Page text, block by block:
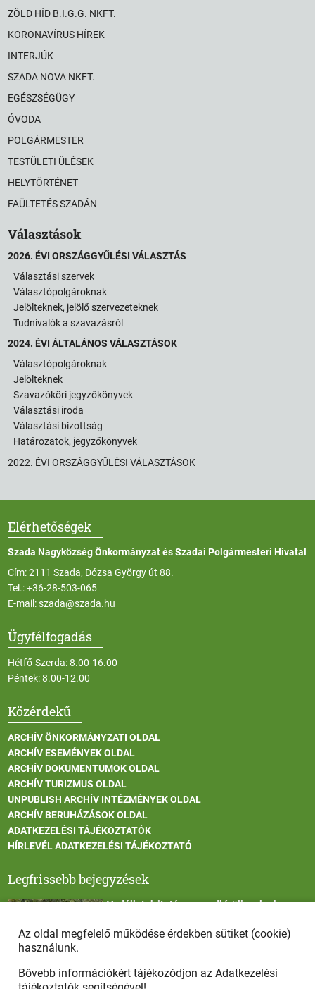
ZÖLD HÍD B.I.G.G. NKFT.
KORONAVÍRUS HÍREK
INTERJÚK
SZADA NOVA NKFT.
EGÉSZSÉGÜGY
ÓVODA
POLGÁRMESTER
TESTÜLETI ÜLÉSEK
HELYTÖRTÉNET
FAÜLTETÉS SZADÁN
Választások
2026. ÉVI ORSZÁGGYŰLÉSI VÁLASZTÁS
Választási szervek
Választópolgároknak
Jelölteknek, jelölő szervezeteknek
Tudnivalók a szavazásról
2024. ÉVI ÁLTALÁNOS VÁLASZTÁSOK
Választópolgároknak
Jelölteknek
Szavazóköri jegyzőkönyvek
Választási iroda
Választási bizottság
Határozatok, jegyzőkönyvek
2022. ÉVI ORSZÁGGYŰLÉSI VÁLASZTÁSOK
Elérhetőségek
Szada Nagyközség Önkormányzat és Szadai Polgármesteri Hivatal
Cím: 2111 Szada, Dózsa György út 88.
Tel.:+36-28-503-065
E-mail:szada@szada.hu
Ügyfélfogadás
Hétfő-Szerda: 8.00-16.00
Péntek: 8.00-12.00
Közérdekű
ARCHÍV ÖNKORMÁNYZATI OLDAL
ARCHÍV ESEMÉNYEK OLDAL
ARCHÍV DOKUMENTUMOK OLDAL
ARCHÍV TURIZMUS OLDAL
UNPUBLISH ARCHÍV INTÉZMÉNYEK OLDAL
ARCHÍV BERUHÁZÁSOK OLDAL
ADATKEZELÉSI TÁJÉKOZTATÓK
HÍRLEVÉL ADATKEZELÉSI TÁJÉKOZTATÓ
Legfrissebb bejegyzések
Vadállatok itatása a rendkívüli melegben
Afrikai sertéspestis - kérések a lakosság felé
Az oldal megfelelő működése érdekben sütiket (cookie)
használunk.
Bővebb információkért tájékozódjon azAdatkezelési